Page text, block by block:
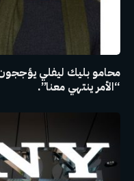
محامو بليك ليفلي
“الأمر ينتهي معنا”.